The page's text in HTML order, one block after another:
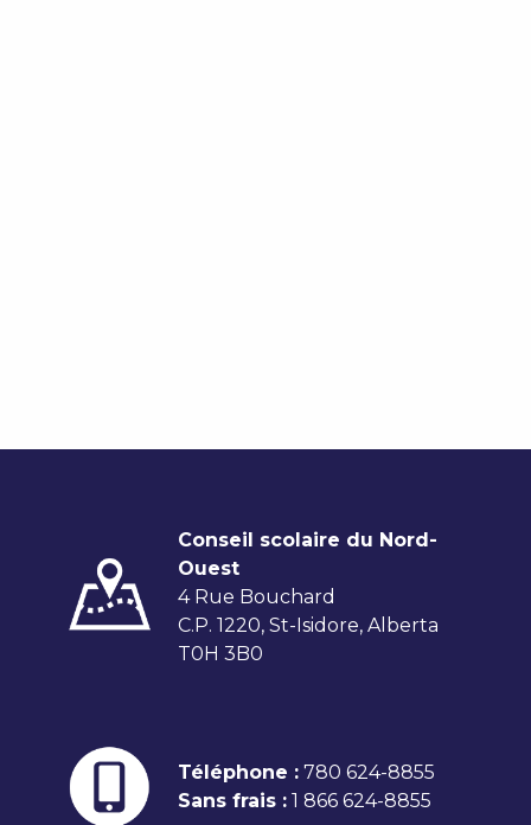
Conseil scolaire du Nord-
Ouest
4 Rue Bouchard
C.P. 1220, St-Isidore, Alberta
T0H 3B0
Téléphone : 780 624-8855
Sans frais : 1 866 624-8855